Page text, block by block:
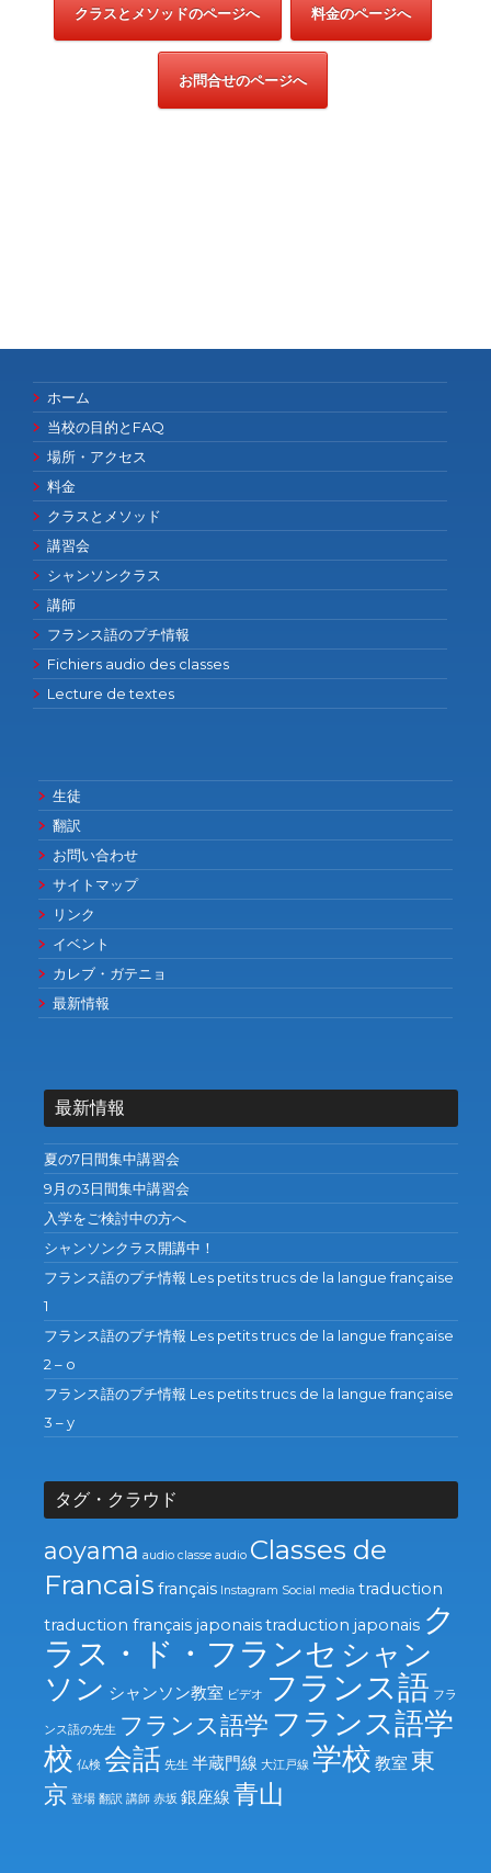
クラスとメソッドのページへ 料金のページへ
お問合せのページへ
ホーム
当校の目的とFAQ
場所・アクセス
料金
クラスとメソッド
講習会
シャンソンクラス
講師
フランス語のプチ情報
Fichiers audio des classes
Lecture de textes
生徒
翻訳
お問い合わせ
サイトマップ
リンク
イベント
カレブ・ガテニョ
最新情報
最新情報
夏の7日間集中講習会
9月の3日間集中講習会
入学をご検討中の方へ
シャンソンクラス開講中！
フランス語のプチ情報 Les petits trucs de la langue française
1
フランス語のプチ情報 Les petits trucs de la langue française
2 – o
フランス語のプチ情報 Les petits trucs de la langue française
3 – y
タグ・クラウド
aoyama audio classe audio Classes de
Francais français Instagram Social media traduction
traduction français japonaistraduction japonais ク
ラス・ド・フランセ シャン
ソン シャンソン教室 ビデオ フランス語 フラ
ンス語の先生 フランス語学 フランス語学
校 仏検 会話 先生 半蔵門線 大江戸線 学校 教室 東
京 登場 翻訳 講師 赤坂 銀座線 青山